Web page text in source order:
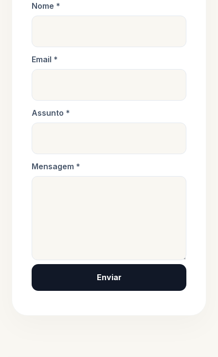
Nome *
Email *
Assunto *
Mensagem *
Enviar